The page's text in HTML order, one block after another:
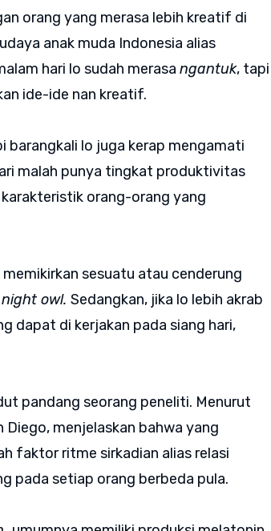
orang yang merasa lebih kreatif di
anak muda Indonesia alias
hari lo sudah merasa ngantuk, tapi
ide-ide nan kreatif.
barangkali lo juga kerap mengamati
malah punya tingkat produktivitas
orang-orang yang
sesuatu atau cenderung
night owl. Sedangkan, jika lo lebih akrab
dapat di kerjakan pada siang hari,
pandang seorang peneliti. Menurut
Diego, menjelaskan bahwa yang
faktor ritme sirkadian alias relasi
pada setiap orang berbeda pula.